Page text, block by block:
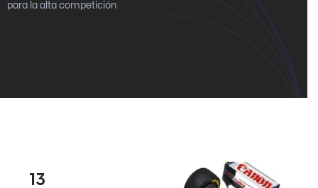
para la alta competición
13